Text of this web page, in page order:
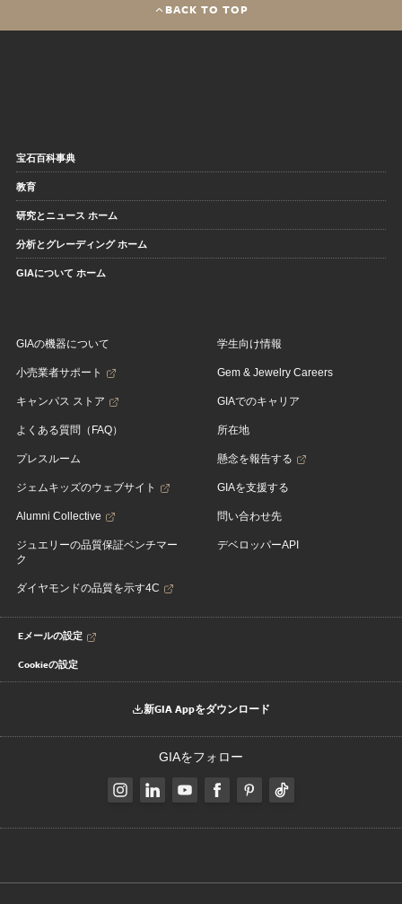
BACK TO TOP
宝石百科事典
教育
研究とニュース ホーム
分析とグレーディング ホーム
GIAについて ホーム
GIAの機器について
小売業者サポート
キャンパス ストア
よくある質問（FAQ）
プレスルーム
ジェムキッズのウェブサイト
Alumni Collective
ジュエリーの品質保証ベンチマー
ク
ダイヤモンドの品質を示す4C
学生向け情報
Gem & Jewelry Careers
GIAでのキャリア
所在地
懸念を報告する
GIAを支援する
問い合わせ先
デベロッパーAPI
Eメールの設定
Cookieの設定
新GIA Appをダウンロード
GIAをフォロー